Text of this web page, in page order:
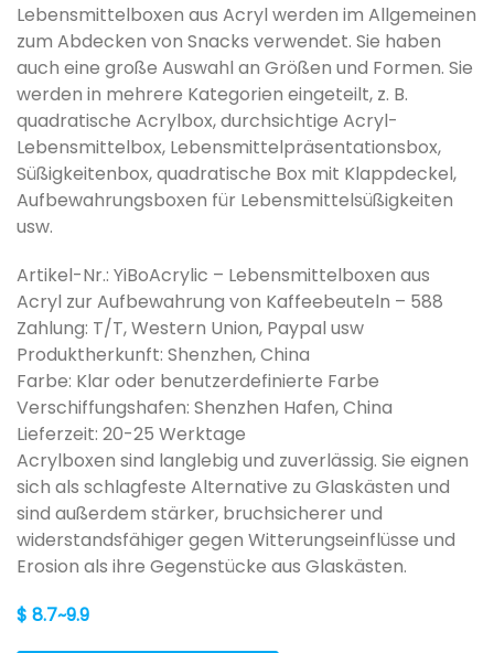
Lebensmittelboxen aus Acryl werden im Allgemeinen
zum Abdecken von Snacks verwendet. Sie haben
auch eine große Auswahl an Größen und Formen. Sie
werden in mehrere Kategorien eingeteilt, z. B.
quadratische Acrylbox, durchsichtige Acryl-
Lebensmittelbox, Lebensmittelpräsentationsbox,
Süßigkeitenbox, quadratische Box mit Klappdeckel,
Aufbewahrungsboxen für Lebensmittelsüßigkeiten
usw.
Artikel-Nr.: YiBoAcrylic – Lebensmittelboxen aus
Acryl zur Aufbewahrung von Kaffeebeuteln – 588
Zahlung: T/T, Western Union, Paypal usw
Produktherkunft: Shenzhen, China
Farbe: Klar oder benutzerdefinierte Farbe
Verschiffungshafen: Shenzhen Hafen, China
Lieferzeit: 20-25 Werktage
Acrylboxen sind langlebig und zuverlässig. Sie eignen
sich als schlagfeste Alternative zu Glaskästen und
sind außerdem stärker, bruchsicherer und
widerstandsfähiger gegen Witterungseinflüsse und
Erosion als ihre Gegenstücke aus Glaskästen.
$ 8.7~9.9